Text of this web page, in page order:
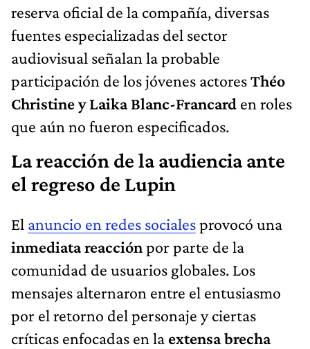
reserva oficial de la compañía, diversas
fuentes especializadas del sector
audiovisual señalan la probable
participación de los jóvenes actoresThéo
Christine y Laika Blanc-Francard en roles
que aún no fueron especificados.
La reacción de la audiencia ante
el regreso de Lupin
El anuncio en redes socialesprovocó una
inmediata reacciónpor parte de la
comunidad de usuarios globales. Los
mensajes alternaron entre el entusiasmo
por el retorno del personaje y ciertas
críticas enfocadas en la extensa brecha